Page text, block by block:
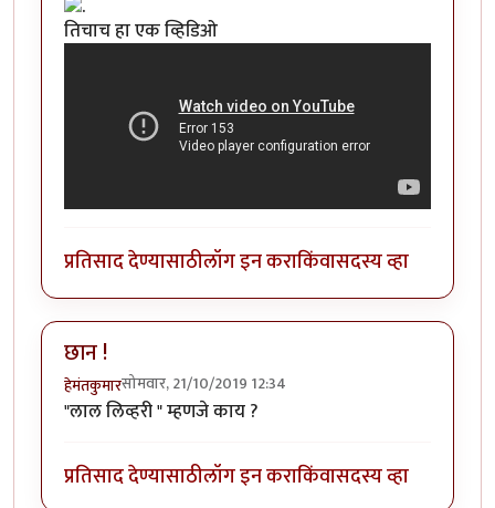
तिचाच हा एक व्हिडिओ
प्रतिसाद देण्यासाठीलॉग इन कराकिंवासदस्य व्हा
छान !
हेमंतकुमारसोमवार, 21/10/2019 12:34
"लाल लिव्हरी " म्हणजे काय ?
प्रतिसाद देण्यासाठीलॉग इन कराकिंवासदस्य व्हा